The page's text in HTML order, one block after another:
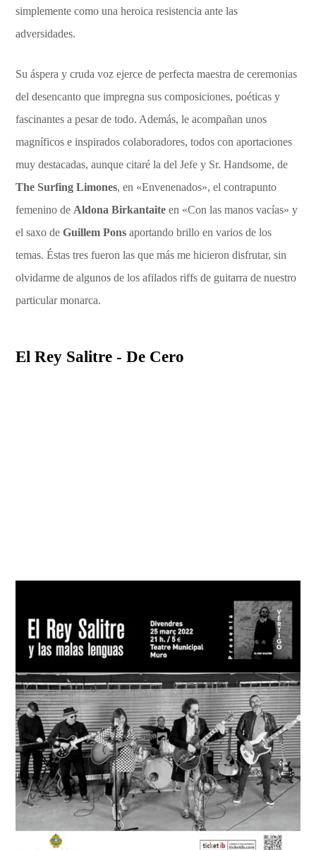
simplemente como una heroica resistencia ante las
adversidades.
Su áspera y cruda voz ejerce de perfecta maestra de ceremonias
del desencanto que impregna sus composiciones, poéticas y
fascinantes a pesar de todo. Además, le acompañan unos
magníficos e inspirados colaboradores, todos con aportaciones
muy destacadas, aunque citaré la del Jefe y Sr. Handsome, de
The Surfing Limones, en «Envenenados», el contrapunto
femenino deAldona Birkantaite en «Con las manos vacías» y
el saxo deGuillem Pons aportando brillo en varios de los
temas. Éstas tres fueron las que más me hicieron disfrutar, sin
olvidarme de algunos de los afilados riffs de guitarra de nuestro
particular monarca.
El Rey Salitre - De Cero